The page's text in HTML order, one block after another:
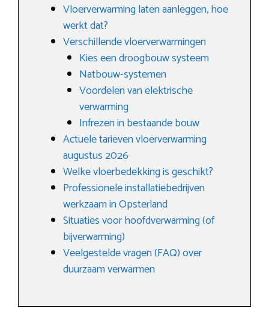
Vloerverwarming laten aanleggen, hoe
werkt dat?
Verschillende vloerverwarmingen
Kies een droogbouw systeem
Natbouw-systemen
Voordelen van elektrische
verwarming
Infrezen in bestaande bouw
Actuele tarieven vloerverwarming
augustus 2026
Welke vloerbedekking is geschikt?
Professionele installatiebedrijven
werkzaam in Opsterland
Situaties voor hoofdverwarming (of
bijverwarming)
Veelgestelde vragen (FAQ) over
duurzaam verwarmen